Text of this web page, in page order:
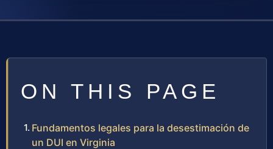
ON THIS PAGE
Fundamentos legales para la desestimación de
un DUI en Virginia